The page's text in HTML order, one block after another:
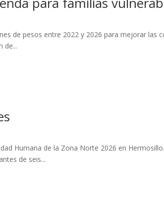
de pesos entre 2022 y 2026 para mejorar las
de...
Humana de la Zona Norte 2026 en
de seis...